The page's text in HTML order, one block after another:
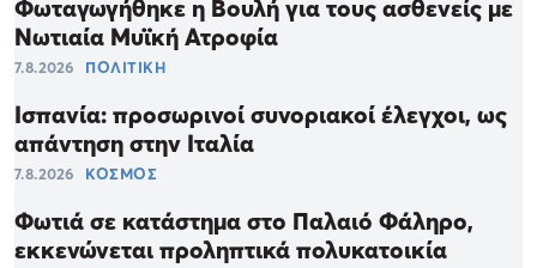
Φωταγωγήθηκε η Βουλή για τους ασθενείς με
Νωτιαία Μυϊκή Ατροφία
7.8.2026 ΠΟΛΙΤΙΚΗ
Ισπανία: προσωρινοί συνοριακοί έλεγχοι, ως
απάντηση στην Ιταλία
7.8.2026 ΚΟΣΜΟΣ
Φωτιά σε κατάστημα στο Παλαιό Φάληρο,
εκκενώνεται προληπτικά πολυκατοικία